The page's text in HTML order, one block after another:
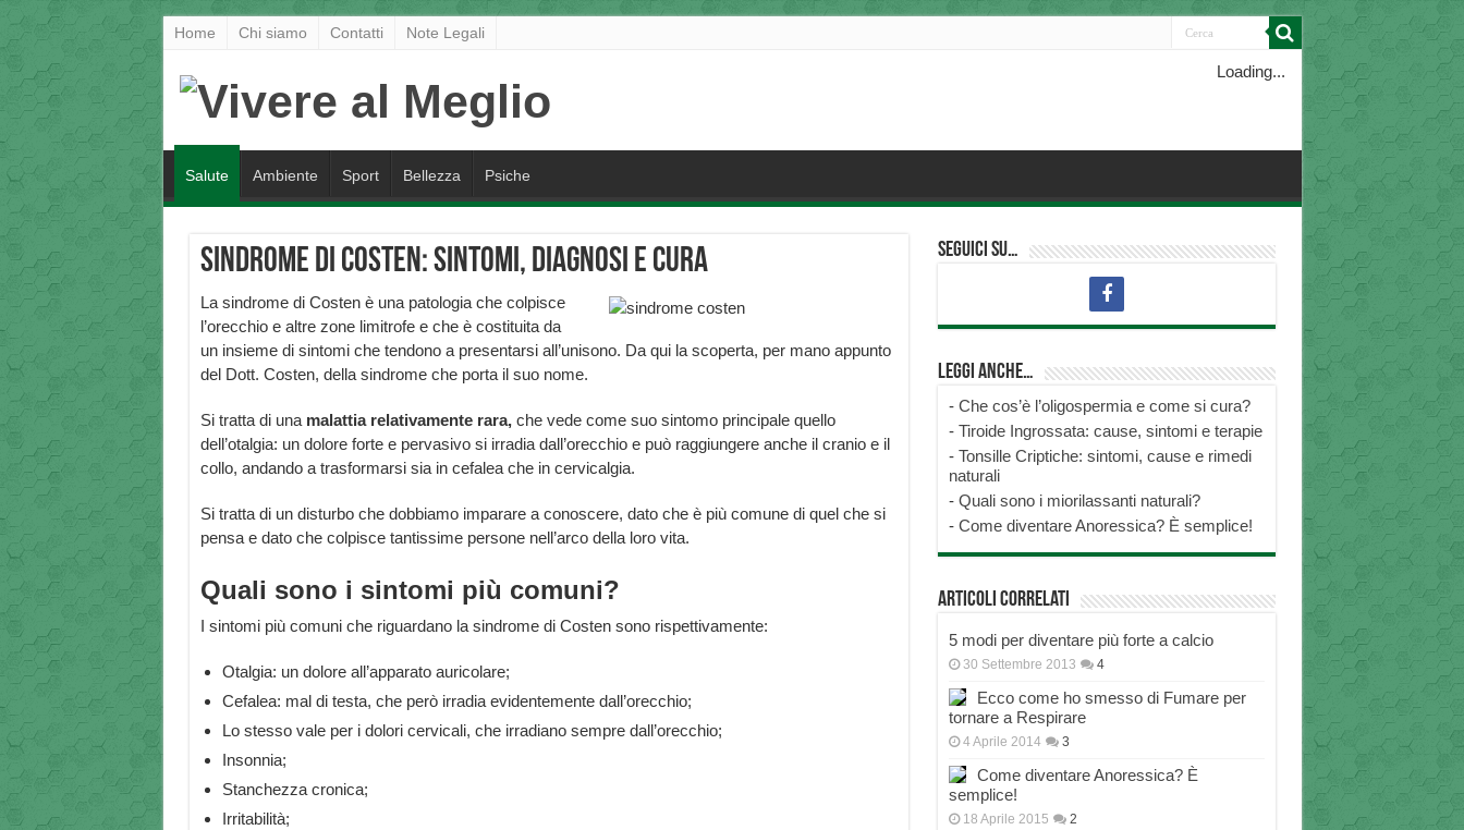
Home Chi siamo Contatti Note Legali
Loading...
Salute Ambiente Sport Bellezza Psiche
Sindrome di Costen: sintomi, diagnosi e cura
La sindrome di Costen è una patologia che colpisce
l’orecchio e altre zone limitrofe e che è costituita da
un insieme di sintomi che tendono a presentarsi all’unisono. Da qui la scoperta, per mano appunto
del Dott. Costen, della sindrome che porta il suo nome.
Si tratta di una malattia relativamente rara,che vede come suo sintomo principale quello
dell’otalgia: un dolore forte e pervasivo si irradia dall’orecchio e può raggiungere anche il cranio e il
collo, andando a trasformarsi sia in cefalea che in cervicalgia.
Si tratta di un disturbo che dobbiamo imparare a conoscere, dato che è più comune di quel che si
pensa e dato che colpisce tantissime persone nell’arco della loro vita.
Quali sono i sintomi più comuni?
I sintomi più comuni che riguardano la sindrome di Costen sono rispettivamente:
Otalgia: un dolore all’apparato auricolare;
Cefalea: mal di testa, che però irradia evidentemente dall’orecchio;
Lo stesso vale per i dolori cervicali, che irradiano sempre dall’orecchio;
Insonnia;
Stanchezza cronica;
Irritabilità;
Seguici su…
Leggi anche…
- Che cos’è l’oligospermia e come si cura?
- Tiroide Ingrossata: cause, sintomi e terapie
- Tonsille Criptiche: sintomi, cause e rimedi
naturali
- Quali sono i miorilassanti naturali?
- Come diventare Anoressica? È semplice!
Articoli correlati
5 modi per diventare più forte a calcio
30 Settembre 2013 4
Ecco come ho smesso di Fumare per
tornare a Respirare
4 Aprile 2014 3
Come diventare Anoressica? È
semplice!
18 Aprile 2015 2